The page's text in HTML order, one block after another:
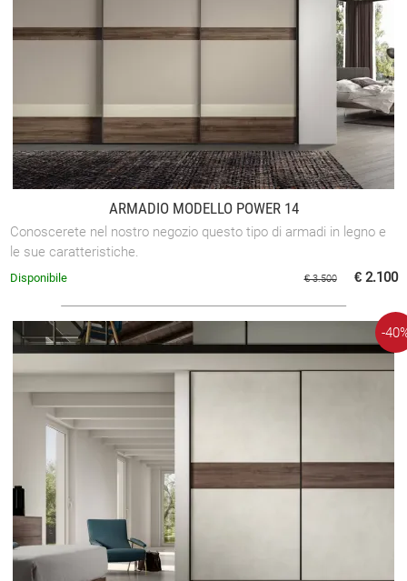
ARMADIO MODELLO POWER 14
Conoscerete nel nostro negozio questo tipo di armadi in legno e
le sue caratteristiche.
€ 3.500 € 2.100
Disponibile
-